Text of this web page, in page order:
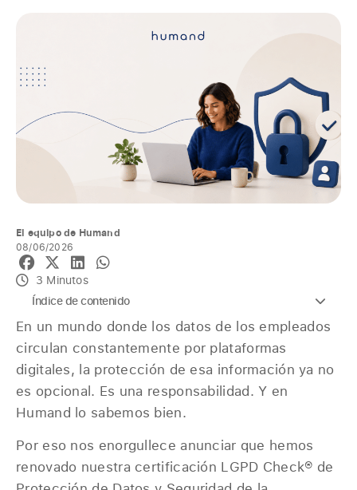
El equipo de Humand
08/06/2026
3 Minutos
Índice de contenido
En un mundo donde los datos de los empleados
circulan constantemente por plataformas
digitales, la protección de esa información ya no
es opcional. Es una responsabilidad. Y en
Humand lo sabemos bien.
Por eso nos enorgullece anunciar que hemos
renovado nuestra certificación LGPD Check® de